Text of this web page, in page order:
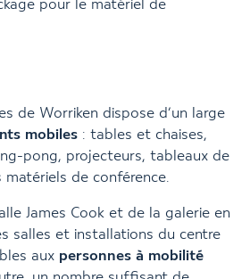
pour le matériel de
de Worriken dispose d’un large
mobiles : tables et chaises,
pong, projecteurs, tableaux de
de conférence.
James Cook et de la galerie en
salles et installations du centre
aux personnes à mobilité